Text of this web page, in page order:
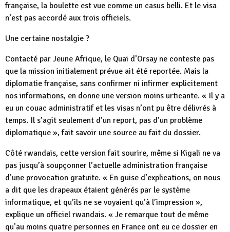
française, la boulette est vue comme un casus belli. Et le visa
n’est pas accordé aux trois officiels.
Une certaine nostalgie ?
Contacté par Jeune Afrique, le Quai d’Orsay ne conteste pas
que la mission initialement prévue ait été reportée. Mais la
diplomatie française, sans confirmer ni infirmer explicitement
nos informations, en donne une version moins urticante. « Il y a
eu un couac administratif et les visas n’ont pu être délivrés à
temps. Il s’agit seulement d’un report, pas d’un problème
diplomatique », fait savoir une source au fait du dossier.
Côté rwandais, cette version fait sourire, même si Kigali ne va
pas jusqu’à soupçonner l’actuelle administration française
d’une provocation gratuite. « En guise d’explications, on nous
a dit que les drapeaux étaient générés par le système
informatique, et qu’ils ne se voyaient qu’à l’impression »,
explique un officiel rwandais. « Je remarque tout de même
qu’au moins quatre personnes en France ont eu ce dossier en